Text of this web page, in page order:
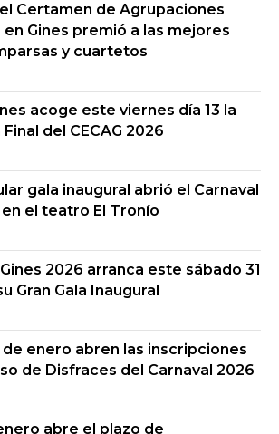
Certamen de Agrupaciones
en Gines premió a las mejores
y cuartetos
acoge este viernes día 13 la
del CECAG 2026
gala inaugural abrió el Carnaval
el teatro El Tronío
2026 arranca este sábado 31
Gran Gala Inaugural
de enero abren las inscripciones
de Disfraces del Carnaval 2026
abre el plazo de